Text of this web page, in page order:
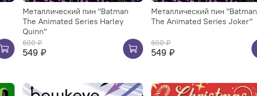
Металлический пин "Batman
The Animated Series Harley
Quinn"
600 ₽
549 ₽
Металлический пин "Batman
The Animated Series Joker"
600 ₽
549 ₽